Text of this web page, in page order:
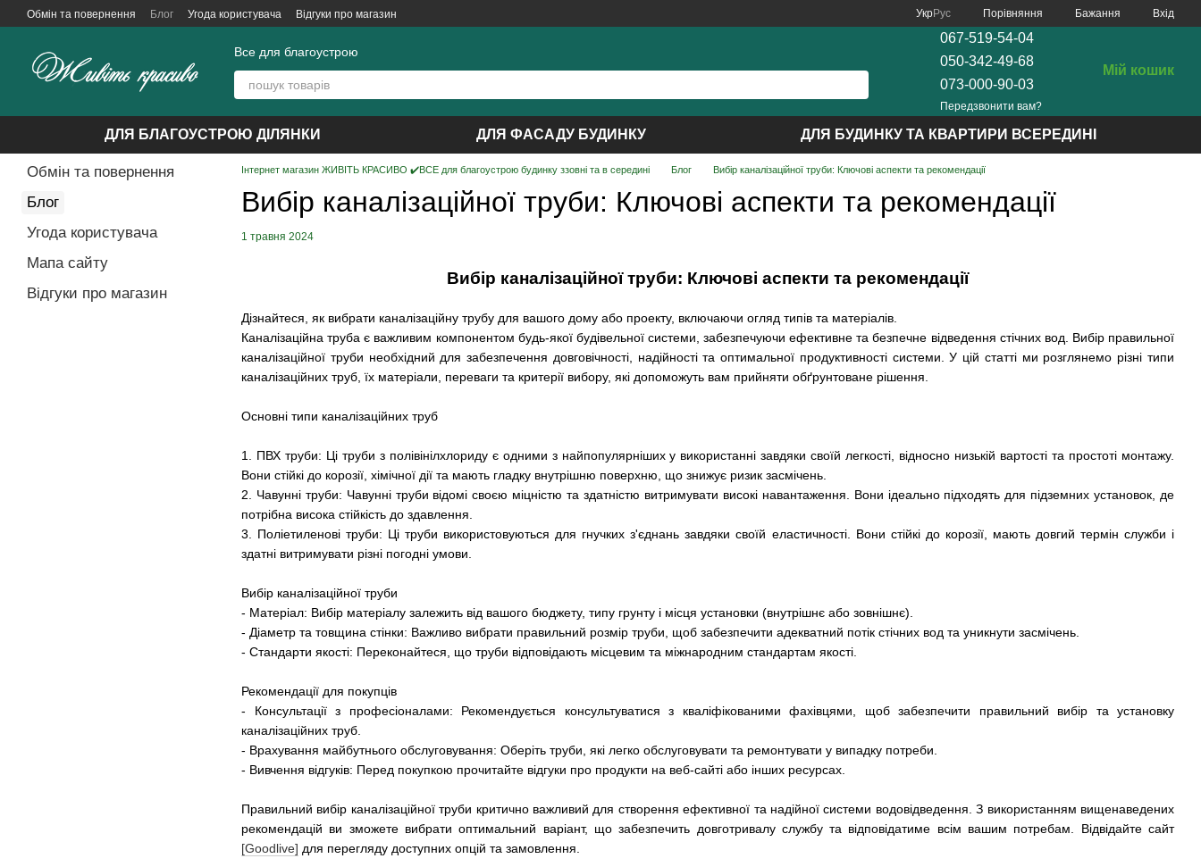
Перейти до основного контенту
Обмін та повернення Блог Угода користувача Відгуки про магазин УкрРус Порівняння Бажання Вхід
Все для благоустрою
067-519-54-04
050-342-49-68
073-000-90-03
Передзвонити вам?
Мій кошик
ДЛЯ БЛАГОУСТРОЮ ДІЛЯНКИ ДЛЯ ФАСАДУ БУДИНКУ ДЛЯ БУДИНКУ ТА КВАРТИРИ ВСЕРЕДИНІ
Інтернет магазин ЖИВІТЬ КРАСИВО ✔️ВСЕ для благоустрою будинку ззовні та в середині Блог Вибір каналізаційної труби: Ключові аспекти та рекомендації
Вибір каналізаційної труби: Ключові аспекти та рекомендації
1 травня 2024
Вибір каналізаційної труби: Ключові аспекти та рекомендації
Дізнайтеся, як вибрати каналізаційну трубу для вашого дому або проекту, включаючи огляд типів та матеріалів.
Каналізаційна труба є важливим компонентом будь-якої будівельної системи, забезпечуючи ефективне та безпечне відведення стічних вод. Вибір правильної
каналізаційної труби необхідний для забезпечення довговічності, надійності та оптимальної продуктивності системи. У цій статті ми розглянемо різні типи
каналізаційних труб, їх матеріали, переваги та критерії вибору, які допоможуть вам прийняти обґрунтоване рішення.
Основні типи каналізаційних труб
1. ПВХ труби: Ці труби з полівінілхлориду є одними з найпопулярніших у використанні завдяки своїй легкості, відносно низькій вартості та простоті монтажу.
Вони стійкі до корозії, хімічної дії та мають гладку внутрішню поверхню, що знижує ризик засмічень.
2. Чавунні труби: Чавунні труби відомі своєю міцністю та здатністю витримувати високі навантаження. Вони ідеально підходять для підземних установок, де
потрібна висока стійкість до здавлення.
3. Поліетиленові труби: Ці труби використовуються для гнучких з'єднань завдяки своїй еластичності. Вони стійкі до корозії, мають довгий термін служби і
здатні витримувати різні погодні умови.
Вибір каналізаційної труби
- Матеріал: Вибір матеріалу залежить від вашого бюджету, типу грунту і місця установки (внутрішнє або зовнішнє).
- Діаметр та товщина стінки: Важливо вибрати правильний розмір труби, щоб забезпечити адекватний потік стічних вод та уникнути засмічень.
- Стандарти якості: Переконайтеся, що труби відповідають місцевим та міжнародним стандартам якості.
Рекомендації для покупців
- Консультації з професіоналами: Рекомендується консультуватися з кваліфікованими фахівцями, щоб забезпечити правильний вибір та установку
каналізаційних труб.
- Врахування майбутнього обслуговування: Оберіть труби, які легко обслуговувати та ремонтувати у випадку потреби.
- Вивчення відгуків: Перед покупкою прочитайте відгуки про продукти на веб-сайті або інших ресурсах.
Правильний вибір каналізаційної труби критично важливий для створення ефективної та надійної системи водовідведення. З використанням вищенаведених
рекомендацій ви зможете вибрати оптимальний варіант, що забезпечить довготривалу службу та відповідатиме всім вашим потребам. Відвідайте сайт
[Goodlive] для перегляду доступних опцій та замовлення.
Обмін та повернення
Блог
Угода користувача
Мапа сайту
Відгуки про магазин